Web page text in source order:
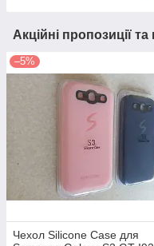
Акційні пропозиції
–5%
Чехол Silicone Case для